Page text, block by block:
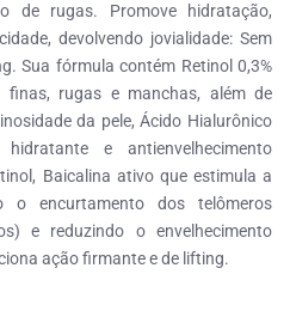
de rugas. Promove hidratação,
devolvendo jovialidade: Sem
Sua fórmula contém Retinol 0,3%
rugas e manchas, além de
da pele, Ácido Hialurônico
e antienvelhecimento
Baicalina ativo que estimula a
o encurtamento dos telômeros
e reduzindo o envelhecimento
ação firmante e de lifting.